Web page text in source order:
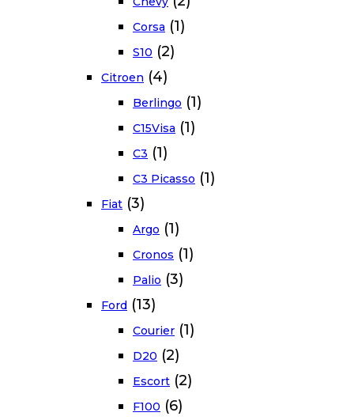
Corsa (1)
S10 (2)
Citroen (4)
Berlingo (1)
C15Visa (1)
C3 (1)
C3 Picasso (1)
Fiat (3)
Argo (1)
Cronos (1)
Palio (3)
Ford (13)
Courier (1)
D20 (2)
Escort (2)
F100 (6)